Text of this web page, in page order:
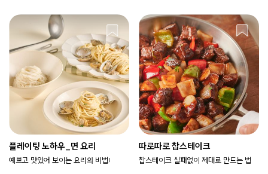
플레이팅 노하우_면 요리
예쁘고 맛있어 보이는 요리의 비법!
따로따로 찹스테이크
찹스테이크 실패없이 제대로 만드는 법